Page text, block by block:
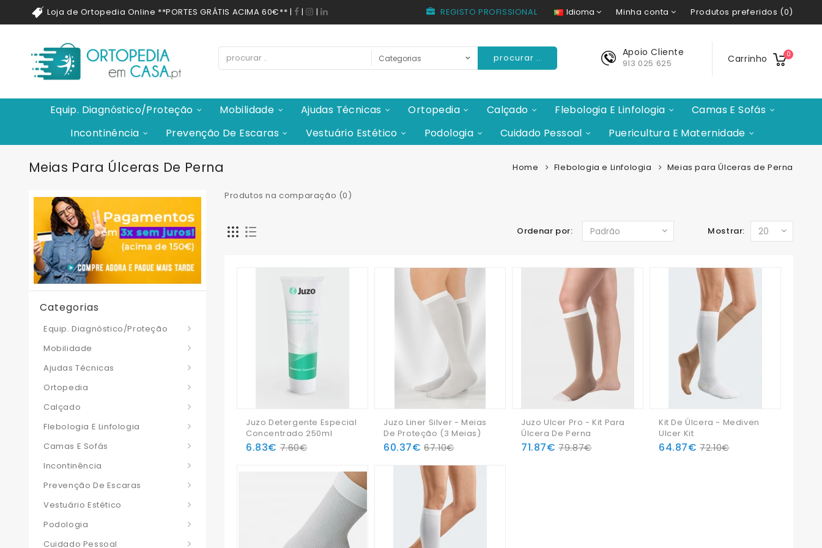
Loja de Ortopedia Online **PORTES GRÁTIS ACIMA 60€** | | | REGISTO PROFISSIONAL Idioma Minha conta Produtos preferidos (0)
Carrinho 0
Apoio Cliente
913 025 625
procurar ..
Equip. Diagnóstico/Proteção Mobilidade Ajudas Técnicas Ortopedia Calçado Flebologia E Linfologia
Camas E Sofás
Incontinência
Prevenção De Escaras Vestuário Estético Podologia Cuidado Pessoal Puericultura E Maternidade
Meias Para Úlceras De Perna Home Flebologia e Linfologia Meias para Úlceras de Perna
Categorias
Equip. Diagnóstico/Proteção
Mobilidade
Ajudas Técnicas
Ortopedia
Calçado
Flebologia E Linfologia
Camas E Sofás
Incontinência
Prevenção De Escaras
Vestuário Estético
Podologia
Cuidado Pessoal
Produtos na comparação (0)
Mostrar:
Ordenar por:
Juzo Detergente Especial
Concentrado 250ml
6.83€ 7.60€
Juzo Liner Silver - Meias
De Proteção (3 Meias)
60.37€ 67.10€
Juzo Ulcer Pro - Kit Para
Úlcera De Perna
71.87€ 79.87€
Kit De Úlcera - Mediven
Ulcer Kit
64.87€ 72.10€